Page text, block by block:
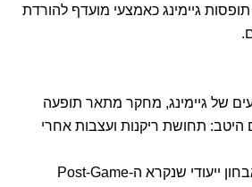
גיימינג כאמצעי מועדף להורדת
של גיימינג, מחקר מתאר תופעה
היטב: תחושת ריקנות ועצבות אחרי
חוקרים פיתחו שאלון אבחון ייעודי שנקרא ה-Post-Game